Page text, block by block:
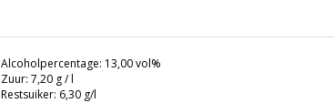
Alcoholpercentage: 13,00 vol%
Zuur: 7,20 g / l
Restsuiker: 6,30 g/l